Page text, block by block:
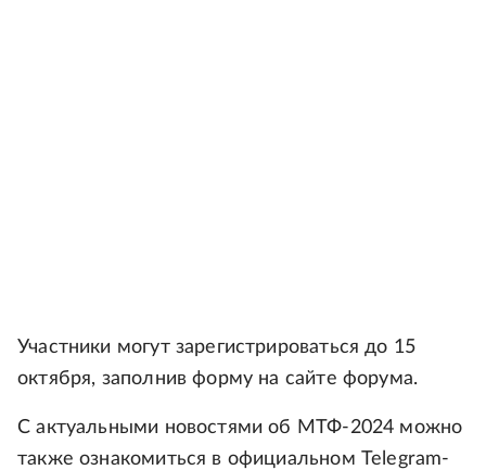
Участники могут зарегистрироваться до 15
октября, заполнив форму на сайте форума.
С актуальными новостями об МТФ-2024 можно
также ознакомиться в официальном Telegram-